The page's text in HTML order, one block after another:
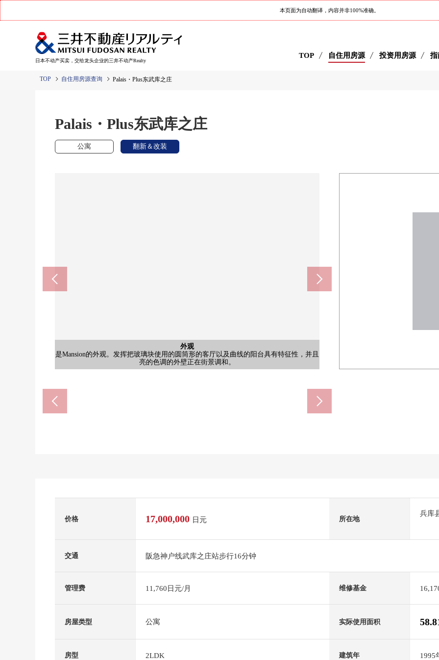
本页面为自动翻译，内容并非100%准确。
日本不动产买卖，交给龙头企业的三井不动产Realty
TOP 自住用房源 投资用房源 指
TOP 自住用房源查询 Palais・Plus东武库之庄
Palais・Plus东武库之庄
公寓 翻新＆改装
外观
是Mansion的外观。发挥把玻璃块使用的圆筒形的客厅以及曲线的阳台具有特征性，并且
亮的色调的外壁正在街景调和。
客厅
是大的玻璃块的曲面墙具有特征性的客厅·餐厅空间。从玻璃块，进入柔软的光，一边保
持隐私，一边作为照明irazuno舒适的生活能想像日中。
客厅
柔软的光把从大的玻璃块窗插进去的客厅·餐厅。亮的木纹风格的地板让广泛地感到空
间，是能舒适地渡过的气氛。
厨房
L字型的厨房Green的门和石头眼睛风格的柜台具有特征性，并且是宁静的气氛。是工作
空间容易把烹调以及整理广泛地换成的配置。
洗脸
是偏大的盥洗台被设置的洗脸室。大的镜子和收纳充实，也能舒适地进行早晨的打扮以
及回家之后的洗手。成熟稳重的色调的门和石头眼睛风格的柜台给空间带来了高雅的印
象。
公共汽车
宽松的尺寸的浴缸被在浴室设置，供墙帐单的淋浴以及镜子，换气使用的小窗也具有。
为从窗，进入自然光能渡过在亮的气氛中放松的公共汽车时间。
厕所
是厕所和盥洗台成为一体的水周围空间。厕所有温水冲洗功能。到浴室的流迹线短，并
且也能顺利进行早晨的打扮以及回家之后的入浴。是有干净的感的印象。
西式房间
约6.3张塌塌米西式房间的大的窗是排列的亮的西式房间。淡薄的色调的地板和白色的墙
让更广泛地感到空间。自然光充分在日中里，是能渡过舒服的时间的房间。
日式房间
日式房间约4.5张塌塌米日中，自然光充分插进去。为能尽管是舒适，但是在畳上感到外
面的风景以及风，设有壁橱收纳一下子也切被褥以及季节的工具，整理。
门口
变成来自门口的走廊。在左侧排列深的绿色的收纳，用鞋以及日用品是感觉清醒和被放
好的设计。跟着走廊打开内部的门的话自然光插进去的明亮的空间。
阳台
光照好的阳台。有纵深，放微小的园艺以及椅子，当然好像能作为晒洗的衣物的空间舒
畅。
共有部分
是被沿着建筑物的外壁设立的专用垃圾堆放处。被在金属制的门和网络围住，是防止动
物的闯入以及垃圾的四处飞散的设计。
共有部分
有屋顶的非机动车停放处被准备，甚至雨天是放心，被把自行车钉在的环境。为敷地内
被用瓷砖铺设维修保养，建筑物以及种植被适当地安置也舒适地感到日常的出入。
Coop武库之庄(约780m)
步行10分钟
7-Eleven尼崎富松町2丁目商店(约90m)
步行2分钟
sokora冢口Cross(约1900m)
步行23分钟
尼崎市立尼崎北小学(约490m)
步行7分钟
尼崎市立冢口中学(约960m)
步行12分钟
价格 17,000,000 日元 所在地
兵库
交通 阪急神户线武库之庄站步行16分钟
管理费 11,760日元/月 维修基金
房屋类型 公寓 实际使用面积
房型 2LDK 建筑年 1995